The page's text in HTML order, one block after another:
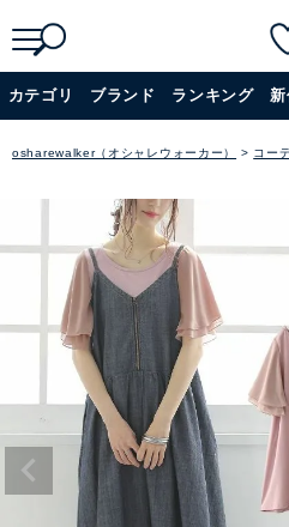
カテゴリ ブランド ランキング 新
osharewalker（オシャレウォーカー） コー